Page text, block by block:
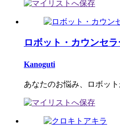
ロボット・カウンセラ
Kanoguti
あなたのお悩み、ロボット